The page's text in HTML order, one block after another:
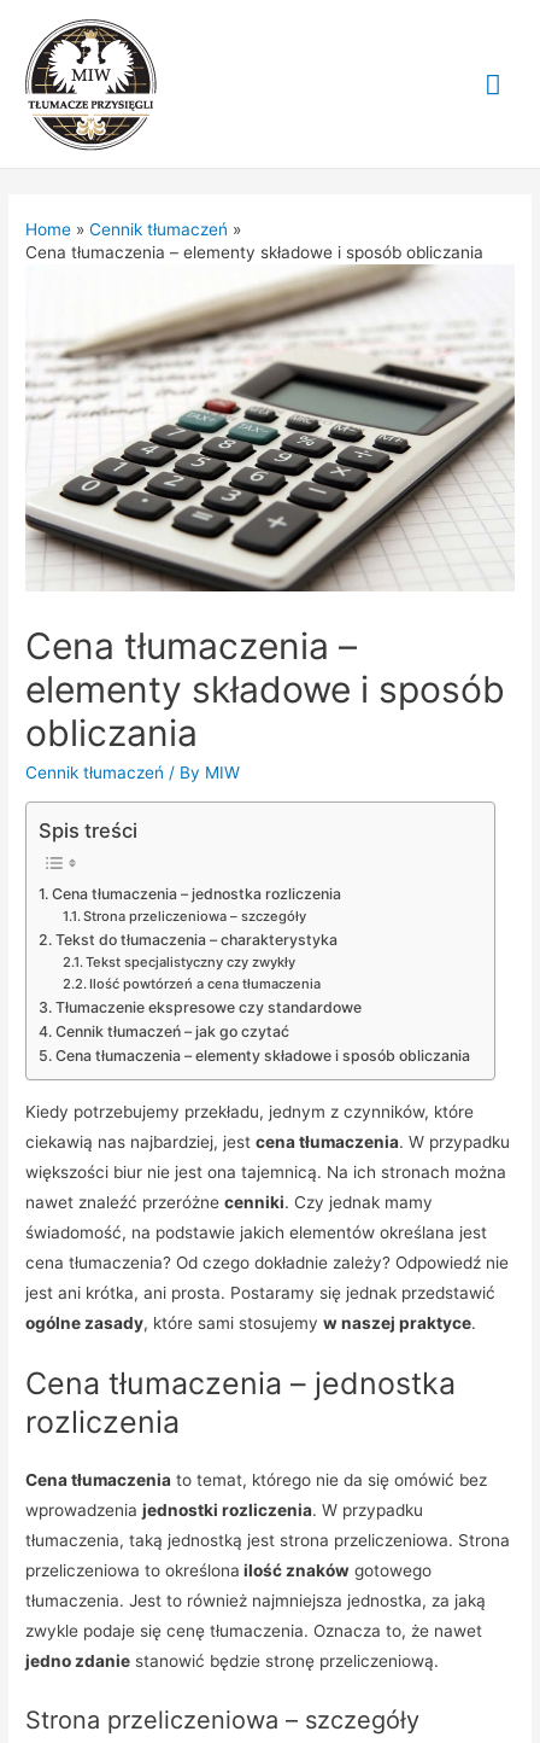
Home
Cennik tłumaczeń
Cena tłumaczenia – elementy składowe i sposób obliczania
Cena tłumaczenia –
elementy składowe i sposób
obliczania
Cennik tłumaczeń / By MIW
Spis treści
Cena tłumaczenia – jednostka rozliczenia
Strona przeliczeniowa – szczegóły
Tekst do tłumaczenia – charakterystyka
Tekst specjalistyczny czy zwykły
Ilość powtórzeń a cena tłumaczenia
Tłumaczenie ekspresowe czy standardowe
Cennik tłumaczeń – jak go czytać
Cena tłumaczenia – elementy składowe i sposób obliczania
Kiedy potrzebujemy przekładu, jednym z czynników, które
ciekawią nas najbardziej, jestcena tłumaczenia. W przypadku
większości biur nie jest ona tajemnicą. Na ich stronach można
nawet znaleźć przeróżnecenniki. Czy jednak mamy
świadomość, na podstawie jakich elementów określana jest
cena tłumaczenia? Od czego dokładnie zależy? Odpowiedź nie
jest ani krótka, ani prosta. Postaramy się jednak przedstawić
ogólne zasady, które sami stosujemyw naszej praktyce.
Cena tłumaczenia – jednostka
rozliczenia
Cena tłumaczenia to temat, którego nie da się omówić bez
wprowadzeniajednostki rozliczenia. W przypadku
tłumaczenia, taką jednostką jest strona przeliczeniowa. Strona
przeliczeniowa to określona ilość znaków gotowego
tłumaczenia. Jest to również najmniejsza jednostka, za jaką
zwykle podaje się cenę tłumaczenia. Oznacza to, że nawet
jedno zdanie stanowić będzie stronę przeliczeniową.
Strona przeliczeniowa – szczegóły